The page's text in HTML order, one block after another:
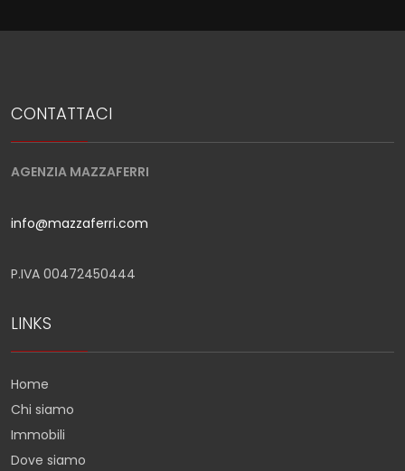
CONTATTACI
AGENZIA MAZZAFERRI
info@mazzaferri.com
P.IVA 00472450444
LINKS
Home
Chi siamo
Immobili
Dove siamo